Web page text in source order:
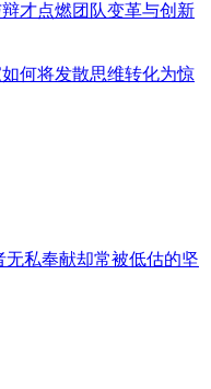
才点燃团队变革与创新
何将发散思维转化为惊
无私奉献却常被低估的坚